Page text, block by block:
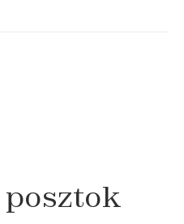
posztok